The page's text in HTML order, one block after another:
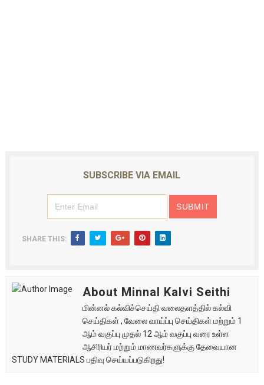
SUBSCRIBE VIA EMAIL
SHARE THIS:
About Minnal Kalvi Seithi
மின்னல் கல்விச்செய்தி வலைதளத்தில் கல்வி
செய்திகள் , வேலை வாய்ப்பு செய்திகள் மற்றும் 1
ஆம் வகுப்பு முதல் 12 ஆம் வகுப்பு வரை உள்ள
ஆசிரியர் மற்றும் மாணவர்களுக்கு தேவையான
STUDY MATERIALS பதிவு செய்யப்படுகிறது!